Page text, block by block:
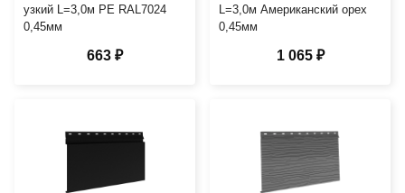
узкий L=3,0м PE RAL7024
0,45мм
663 ₽
L=3,0м Американский орех
0,45мм
1 065 ₽